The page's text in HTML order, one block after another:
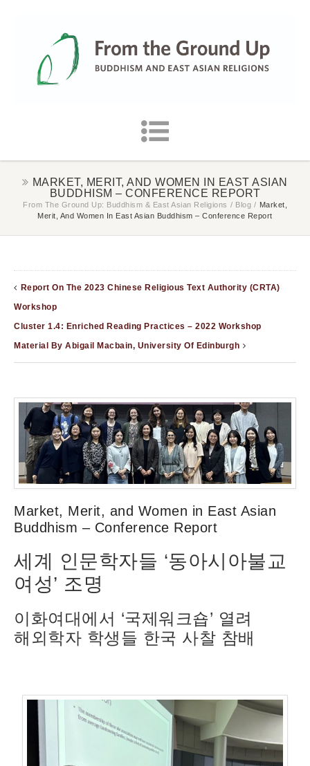
MARKET, MERIT, AND WOMEN IN EAST ASIAN
BUDDHISM – CONFERENCE REPORT
From The Ground Up: Buddhism & East Asian Religions / Blog / Market,
Merit, And Women In East Asian Buddhism – Conference Report
Report On The 2023 Chinese Religious Text Authority (CRTA)
Workshop
Cluster 1.4: Enriched Reading Practices – 2022 Workshop
Material By Abigail Macbain, University Of Edinburgh
Market, Merit, and Women in East Asian
Buddhism – Conference Report
세계 인문학자들 ‘동아시아불교
여성’ 조명
이화여대에서 ‘국제워크숍’ 열려
해외학자 학생들 한국 사찰 참배